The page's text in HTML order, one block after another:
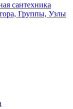
сантехника
Группы, Узлы